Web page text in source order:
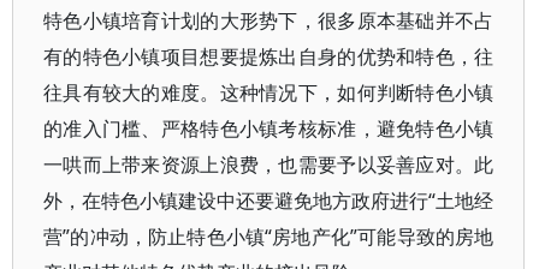
特色小镇培育计划的大形势下，很多原本基础并不占
有的特色小镇项目想要提炼出自身的优势和特色，往
往具有较大的难度。这种情况下，如何判断特色小镇
的准入门槛、严格特色小镇考核标准，避免特色小镇
一哄而上带来资源上浪费，也需要予以妥善应对。此
外，在特色小镇建设中还要避免地方政府进行“土地经
营”的冲动，防止特色小镇“房地产化”可能导致的房地